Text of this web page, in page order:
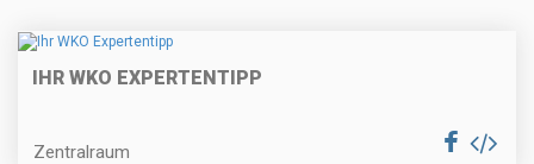
IHR WKO EXPERTENTIPP
Zentralraum